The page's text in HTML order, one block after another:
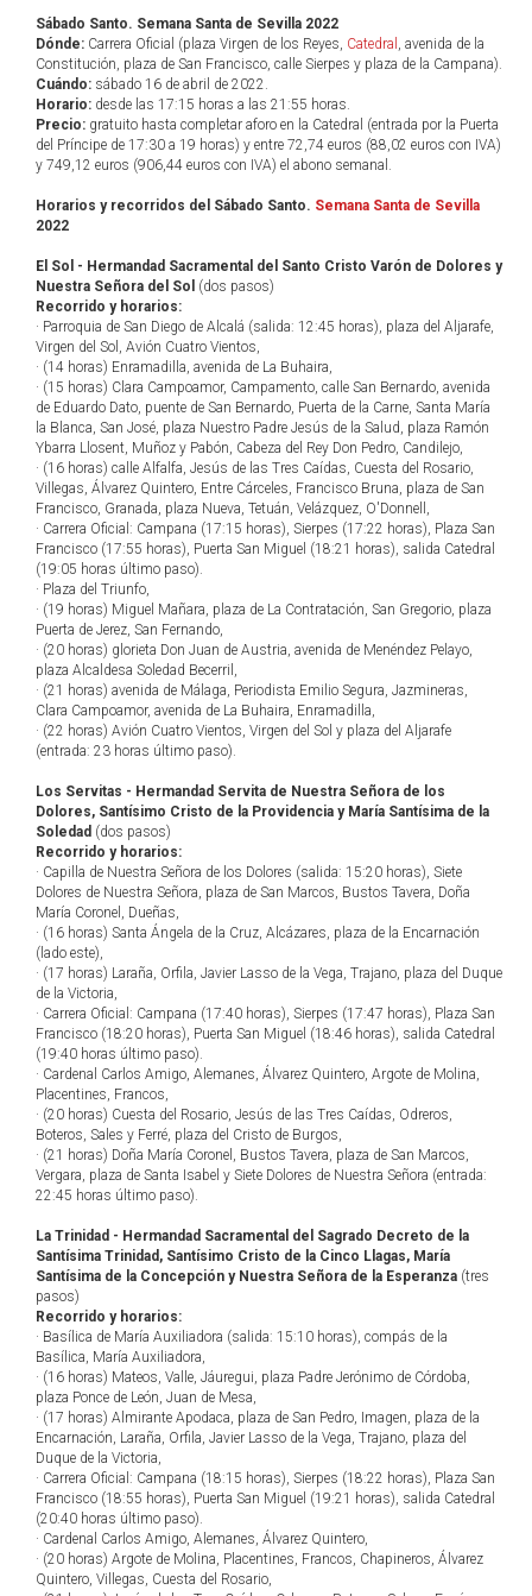
Sábado Santo. Semana Santa de Sevilla 2022
Dónde: Carrera Oficial (plaza Virgen de los Reyes, Catedral , avenida de la
Constitución, plaza de San Francisco, calle Sierpes y plaza de la Campana).
Cuándo: sábado 16 de abril de 2022.
Horario: desde las 17:15 horas a las 21:55 horas.
Precio: gratuito hasta completar aforo en la Catedral (entrada por la Puerta
del Príncipe de 17:30 a 19 horas) y entre 72,74 euros (88,02 euros con IVA)
y 749,12 euros (906,44 euros con IVA) el abono semanal.
Horarios y recorridos del Sábado Santo. Semana Santa de Sevilla
2022
El Sol - Hermandad Sacramental del Santo Cristo Varón de Dolores y
Nuestra Señora del Sol (dos pasos)
Recorrido y horarios:
· Parroquia de San Diego de Alcalá (salida: 12:45 horas), plaza del Aljarafe,
Virgen del Sol, Avión Cuatro Vientos,
· (14 horas) Enramadilla, avenida de La Buhaira,
· (15 horas) Clara Campoamor, Campamento, calle San Bernardo, avenida
de Eduardo Dato, puente de San Bernardo, Puerta de la Carne, Santa María
la Blanca, San José, plaza Nuestro Padre Jesús de la Salud, plaza Ramón
Ybarra Llosent, Muñoz y Pabón, Cabeza del Rey Don Pedro, Candilejo,
· (16 horas) calle Alfalfa, Jesús de las Tres Caídas, Cuesta del Rosario,
Villegas, Álvarez Quintero, Entre Cárceles, Francisco Bruna, plaza de San
Francisco, Granada, plaza Nueva, Tetuán, Velázquez, O'Donnell,
· Carrera Oficial: Campana (17:15 horas), Sierpes (17:22 horas), Plaza San
Francisco (17:55 horas), Puerta San Miguel (18:21 horas), salida Catedral
(19:05 horas último paso).
· Plaza del Triunfo,
· (19 horas) Miguel Mañara, plaza de La Contratación, San Gregorio, plaza
Puerta de Jerez, San Fernando,
· (20 horas) glorieta Don Juan de Austria, avenida de Menéndez Pelayo,
plaza Alcaldesa Soledad Becerril,
· (21 horas) avenida de Málaga, Periodista Emilio Segura, Jazmineras,
Clara Campoamor, avenida de La Buhaira, Enramadilla,
· (22 horas) Avión Cuatro Vientos, Virgen del Sol y plaza del Aljarafe
(entrada: 23 horas último paso).
Los Servitas - Hermandad Servita de Nuestra Señora de los
Dolores, Santísimo Cristo de la Providencia y María Santísima de la
Soledad (dos pasos)
Recorrido y horarios:
· Capilla de Nuestra Señora de los Dolores (salida: 15:20 horas), Siete
Dolores de Nuestra Señora, plaza de San Marcos, Bustos Tavera, Doña
María Coronel, Dueñas,
· (16 horas) Santa Ángela de la Cruz, Alcázares, plaza de la Encarnación
(lado este),
· (17 horas) Laraña, Orfila, Javier Lasso de la Vega, Trajano, plaza del Duque
de la Victoria,
· Carrera Oficial: Campana (17:40 horas), Sierpes (17:47 horas), Plaza San
Francisco (18:20 horas), Puerta San Miguel (18:46 horas), salida Catedral
(19:40 horas último paso).
· Cardenal Carlos Amigo, Alemanes, Álvarez Quintero, Argote de Molina,
Placentines, Francos,
· (20 horas) Cuesta del Rosario, Jesús de las Tres Caídas, Odreros,
Boteros, Sales y Ferré, plaza del Cristo de Burgos,
· (21 horas) Doña María Coronel, Bustos Tavera, plaza de San Marcos,
Vergara, plaza de Santa Isabel y Siete Dolores de Nuestra Señora (entrada:
22:45 horas último paso).
La Trinidad - Hermandad Sacramental del Sagrado Decreto de la
Santísima Trinidad, Santísimo Cristo de la Cinco Llagas, María
Santísima de la Concepción y Nuestra Señora de la Esperanza (tres
pasos)
Recorrido y horarios:
· Basílica de María Auxiliadora (salida: 15:10 horas), compás de la
Basílica, María Auxiliadora,
· (16 horas) Mateos, Valle, Jáuregui, plaza Padre Jerónimo de Córdoba,
plaza Ponce de León, Juan de Mesa,
· (17 horas) Almirante Apodaca, plaza de San Pedro, Imagen, plaza de la
Encarnación, Laraña, Orfila, Javier Lasso de la Vega, Trajano, plaza del
Duque de la Victoria,
· Carrera Oficial: Campana (18:15 horas), Sierpes (18:22 horas), Plaza San
Francisco (18:55 horas), Puerta San Miguel (19:21 horas), salida Catedral
(20:40 horas último paso).
· Cardenal Carlos Amigo, Alemanes, Álvarez Quintero,
· (20 horas) Argote de Molina, Placentines, Francos, Chapineros, Álvarez
Quintero, Villegas, Cuesta del Rosario,